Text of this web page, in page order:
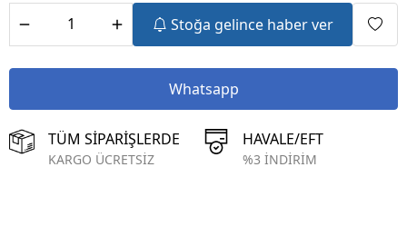
Stoğa gelince haber ver
Whatsapp
TÜM SİPARİŞLERDE
KARGO ÜCRETSİZ
HAVALE/EFT
%3 İNDİRİM